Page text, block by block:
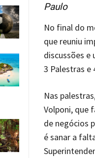
Paulo
No final do
que reuniu
discussões
3 Palestras e
Nas
Volponi, que
de negócios
é sanar a